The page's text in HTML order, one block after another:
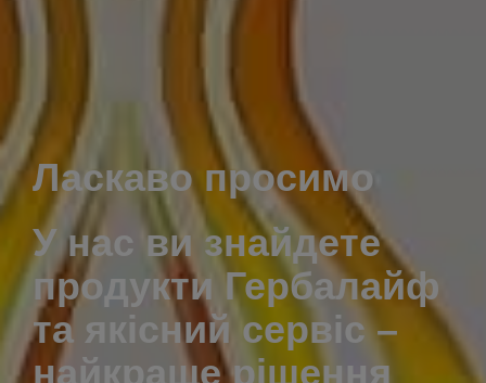
Ласкаво просимо
У нас ви знайдете
продукти Гербалайф
та якісний сервіс –
найкраще рішення